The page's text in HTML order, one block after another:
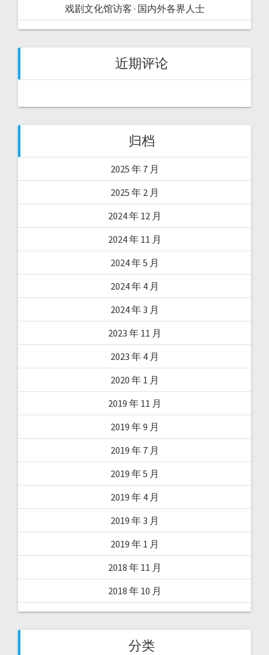
戏剧文化馆访客 · 国内外各界人士
近期评论
归档
2025 年 7 月
2025 年 2 月
2024 年 12 月
2024 年 11 月
2024 年 5 月
2024 年 4 月
2024 年 3 月
2023 年 11 月
2023 年 4 月
2020 年 1 月
2019 年 11 月
2019 年 9 月
2019 年 7 月
2019 年 5 月
2019 年 4 月
2019 年 3 月
2019 年 1 月
2018 年 11 月
2018 年 10 月
分类